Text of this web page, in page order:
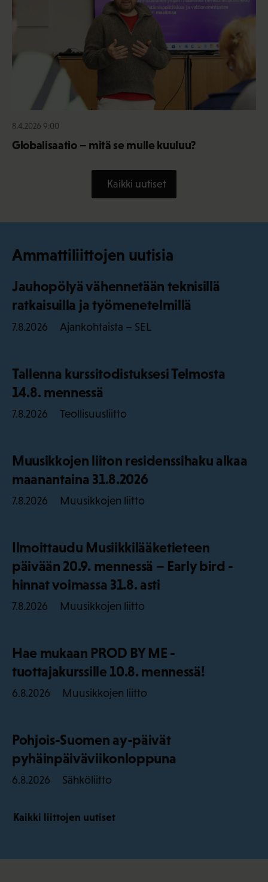
8.4.2026 9:00
Globalisaatio – mitä se mulle kuuluu?
Kaikki uutiset
Ammattiliittojen uutisia
Jauhopölyä vähennetään teknisillä
ratkaisuilla ja työmenetelmillä
7.8.2026 Ajankohtaista – SEL
Tallenna kurssitodistuksesi Telmosta
14.8. mennessä
7.8.2026 Teollisuusliitto
Muusikkojen liiton residenssihaku alkaa
maanantaina 31.8.2026
7.8.2026 Muusikkojen liitto
Ilmoittaudu Musiikkilääketieteen
päivään 20.9. mennessä – Early bird -
hinnat voimassa 31.8. asti
7.8.2026 Muusikkojen liitto
Hae mukaan PROD BY ME -
tuottajakurssille 10.8. mennessä!
6.8.2026 Muusikkojen liitto
Pohjois-Suomen ay-päivät
pyhäinpäiväviikonloppuna
6.8.2026 Sähköliitto
Kaikki liittojen uutiset